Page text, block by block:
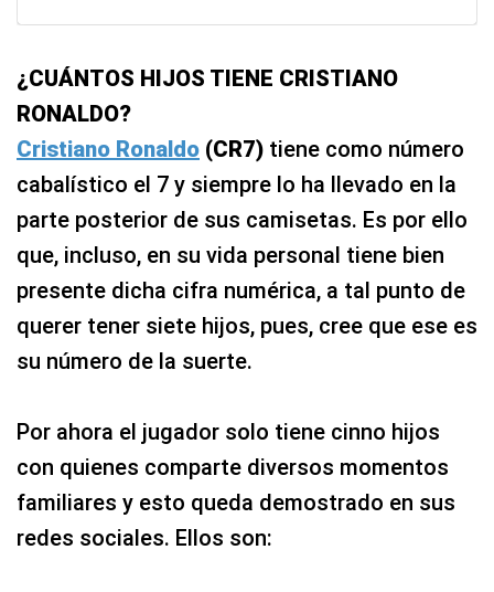
¿CUÁNTOS HIJOS TIENE CRISTIANO
RONALDO?
Cristiano Ronaldo (CR7) tiene como número
cabalístico el 7 y siempre lo ha llevado en la
parte posterior de sus camisetas. Es por ello
que, incluso, en su vida personal tiene bien
presente dicha cifra numérica, a tal punto de
querer tener siete hijos, pues, cree que ese es
su número de la suerte.
Por ahora el jugador solo tiene cinno hijos
con quienes comparte diversos momentos
familiares y esto queda demostrado en sus
redes sociales. Ellos son: